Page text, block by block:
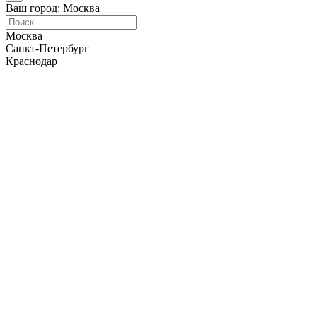
Ваш город: Москва
Москва
Санкт-Петербург
Краснодар